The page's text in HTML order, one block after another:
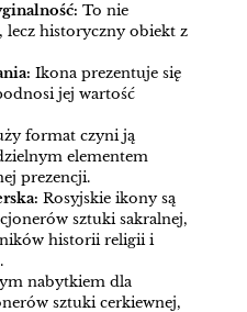
To nie
lecz historyczny obiekt z
Ikona prezentuje się
jej wartość
format czyni ją
elementem
prezencji.
Rosyjskie ikony są
sztuki sakralnej,
historii religii i
nabytkiem dla
sztuki cerkiewnej,